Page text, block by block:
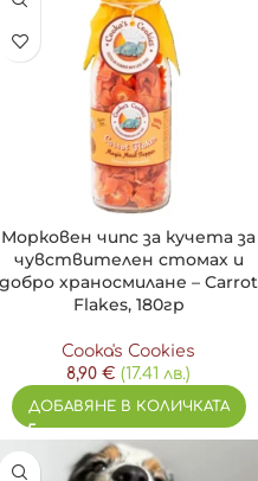
Морковен чипс за кучета за
чувствителен стомах и
добро храносмилане – Carrot
Flakes, 180гр
Cooka's Cookies
8,90 € (17.41 лв.)
ДОБАВЯНЕ В КОЛИЧКАТА